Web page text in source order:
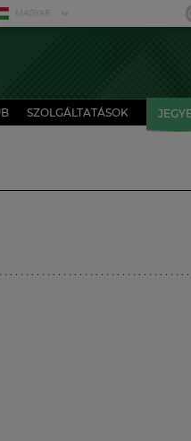
MAGYAR
SZOLGÁLTATÁSOK